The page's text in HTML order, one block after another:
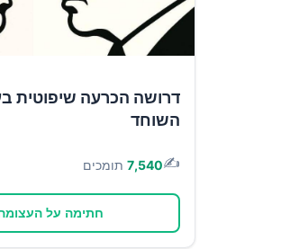
דרושה הכרעה שיפוטית
השוחד
✍️
7,540 תומכים
חתימה על